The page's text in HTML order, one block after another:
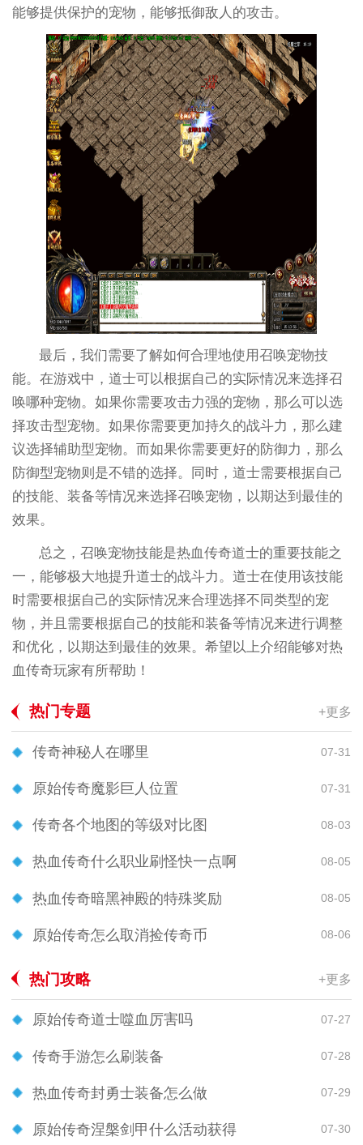
能够提供保护的宠物，能够抵御敌人的攻击。
最后，我们需要了解如何合理地使用召唤宠物技
能。在游戏中，道士可以根据自己的实际情况来选择召
唤哪种宠物。如果你需要攻击力强的宠物，那么可以选
择攻击型宠物。如果你需要更加持久的战斗力，那么建
议选择辅助型宠物。而如果你需要更好的防御力，那么
防御型宠物则是不错的选择。同时，道士需要根据自己
的技能、装备等情况来选择召唤宠物，以期达到最佳的
效果。
总之，召唤宠物技能是热血传奇道士的重要技能之
一，能够极大地提升道士的战斗力。道士在使用该技能
时需要根据自己的实际情况来合理选择不同类型的宠
物，并且需要根据自己的技能和装备等情况来进行调整
和优化，以期达到最佳的效果。希望以上介绍能够对热
血传奇玩家有所帮助！
热门专题 +更多
传奇神秘人在哪里 07-31
原始传奇魔影巨人位置 07-31
传奇各个地图的等级对比图 08-03
热血传奇什么职业刷怪快一点啊 08-05
热血传奇暗黑神殿的特殊奖励 08-05
原始传奇怎么取消捡传奇币 08-06
热门攻略 +更多
原始传奇道士噬血厉害吗 07-27
传奇手游怎么刷装备 07-28
热血传奇封勇士装备怎么做 07-29
原始传奇涅槃剑甲什么活动获得 07-30